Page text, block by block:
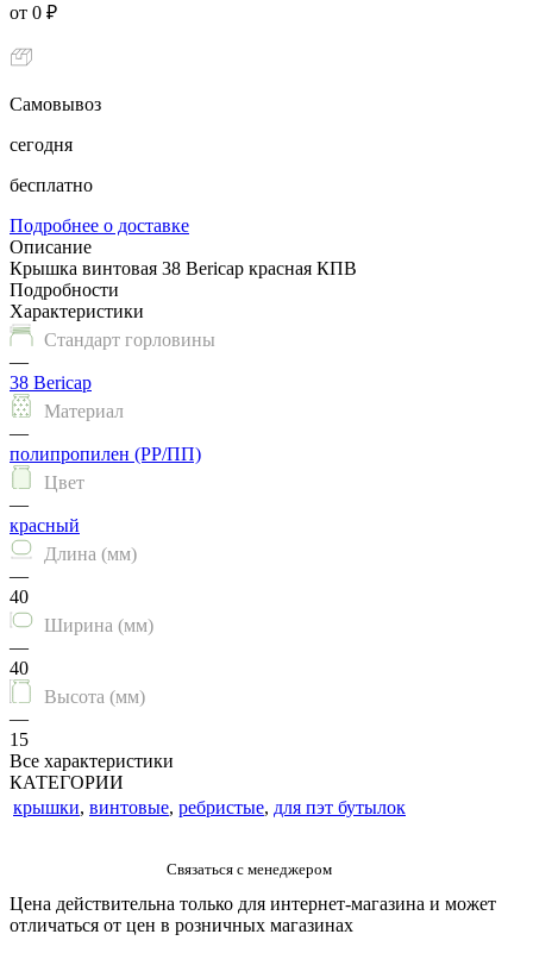
от 0 ₽
Самовывоз
сегодня
бесплатно
Подробнее о доставке
Описание
Крышка винтовая 38 Bericap красная КПВ
Подробности
Характеристики
Стандарт горловины
—
38 Bericap
Материал
—
полипропилен (PP/ПП)
Цвет
—
красный
Длина (мм)
—
40
Ширина (мм)
—
40
Высота (мм)
—
15
Все характеристики
КАТЕГОРИИ
крышки, винтовые, ребристые, для пэт бутылок
Цена действительна только для интернет-магазина и может
отличаться от цен в розничных магазинах